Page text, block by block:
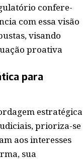
confere-
com essa visão
visando
proativa
para
estratégica
prioriza-se
aos interesses
sua